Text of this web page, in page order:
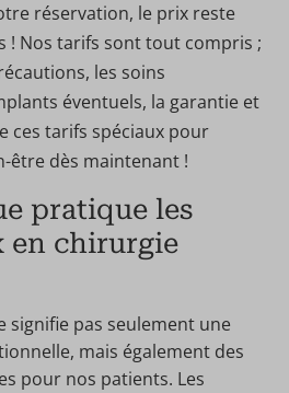
réservation, le prix reste
! Nos tarifs sont tout compris ;
les soins
éventuels, la garantie et
ces tarifs spéciaux pour
dès maintenant !
pratique les
en chirurgie
signifie pas seulement une
mais également des
pour nos patients. Les